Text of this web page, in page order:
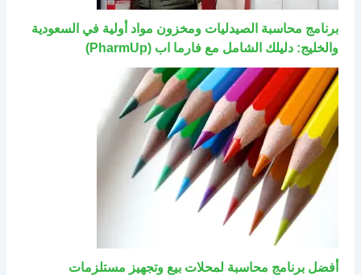
برنامج محاسبة الصيدليات ومخزون مواد أولية في السعودية
والخليج: دليلك الشامل مع فارما اب (PharmUp)
أفضل برنامج محاسبة لمحلات بيع وتجهيز مستلزمات